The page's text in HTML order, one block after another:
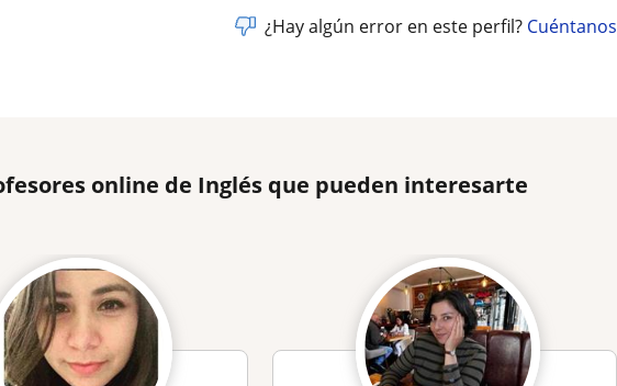
¿Hay algún error en este perfil? Cuéntanos
online de Inglés que pueden interesarte